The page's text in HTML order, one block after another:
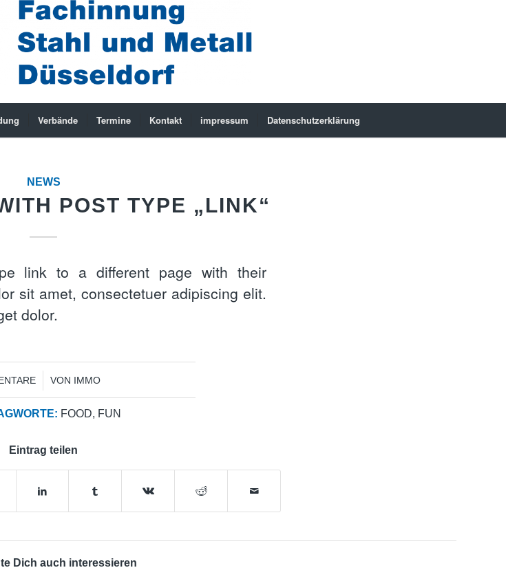
Verbände Termine Kontakt impressum Datenschutzerklärung
NEWS
POST TYPE „LINK“
link to a different page with their
sit amet, consectetuer adipiscing elit.
dolor.
VON IMMO
FOOD, FUN
Eintrag teilen
Dich auch interessieren